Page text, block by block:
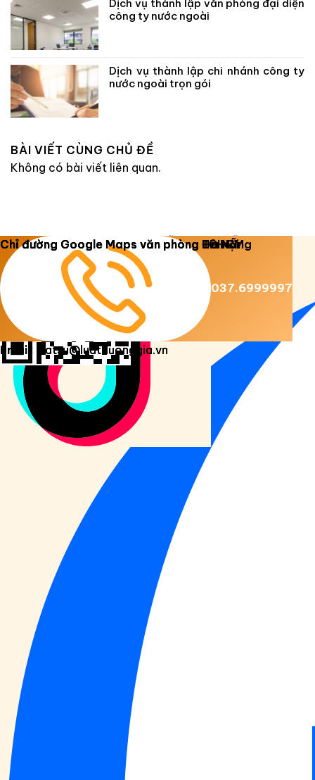
Dịch vụ thành lập văn phòng đại diện
công ty nước ngoài
Dịch vụ thành lập chi nhánh công ty
nước ngoài trọn gói
BÀI VIẾT CÙNG CHỦ ĐỀ
Không có bài viết liên quan.
Copyright 2026 © Luật Dương Gia